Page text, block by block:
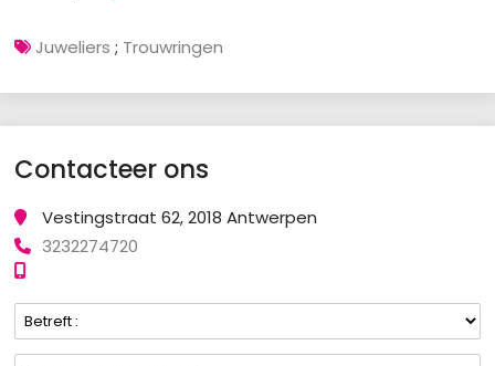
Juweliers ; Trouwringen
Contacteer ons
Vestingstraat 62, 2018 Antwerpen
3232274720